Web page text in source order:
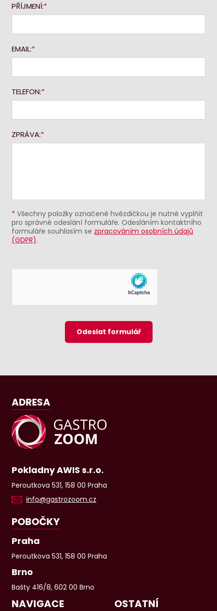
PŘÍJMENÍ:
EMAIL:
TELEFON:
ZPRÁVA:
* Všechny položky označené hvězdičkou je nutné vyplňit
pro správné odeslání formuláře. Odesláním kontaktního
formuláře souhlasím se zpracováním osobních údajů
(GDPR).
Odeslat formulář
ADRESA
Pokladny AWIS s.r.o.
Peroutkova 531, 158 00 Praha
info@gastrozoom.cz
POBOČKY
Praha
Peroutkova 531, 158 00 Praha
Brno
Bašty 416/8, 602 00 Brno
NAVIGACE OSTATNÍ